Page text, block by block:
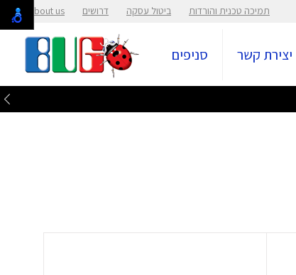
תמיכה טכנית והורדות ביטול עסקה דרושים About us
יצירת קשר סניפים